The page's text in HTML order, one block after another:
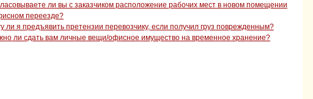
ли вы с заказчиком расположение рабочих мест в новом помещении
переезде?
ли я предъявить претензии перевозчику, если получил груз поврежденным?
ли сдать вам личные вещи/офисное имущество на временное хранение?